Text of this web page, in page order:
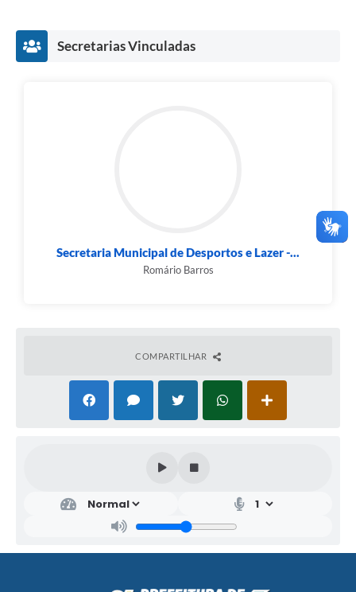
Secretarias Vinculadas
Secretaria Municipal de Desportos e Lazer -...
Romário Barros
COMPARTILHAR